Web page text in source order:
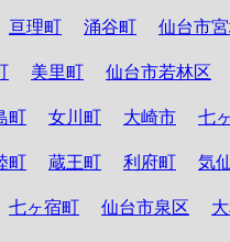
亘理町 涌谷町 仙台市
美里町 仙台市若林区
町 女川町 大崎市 七
町 蔵王町 利府町 気
七ヶ宿町 仙台市泉区